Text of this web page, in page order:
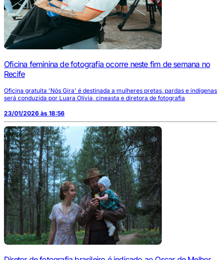
Oficina feminina de fotografia ocorre neste fim de semana no
Recife
Oficina gratuita 'Nós Gira' é destinada a mulheres pretas, pardas e indígenas
será conduzida por Luara Olívia, cineasta e diretora de fotografia
23/01/2026 às 18:56